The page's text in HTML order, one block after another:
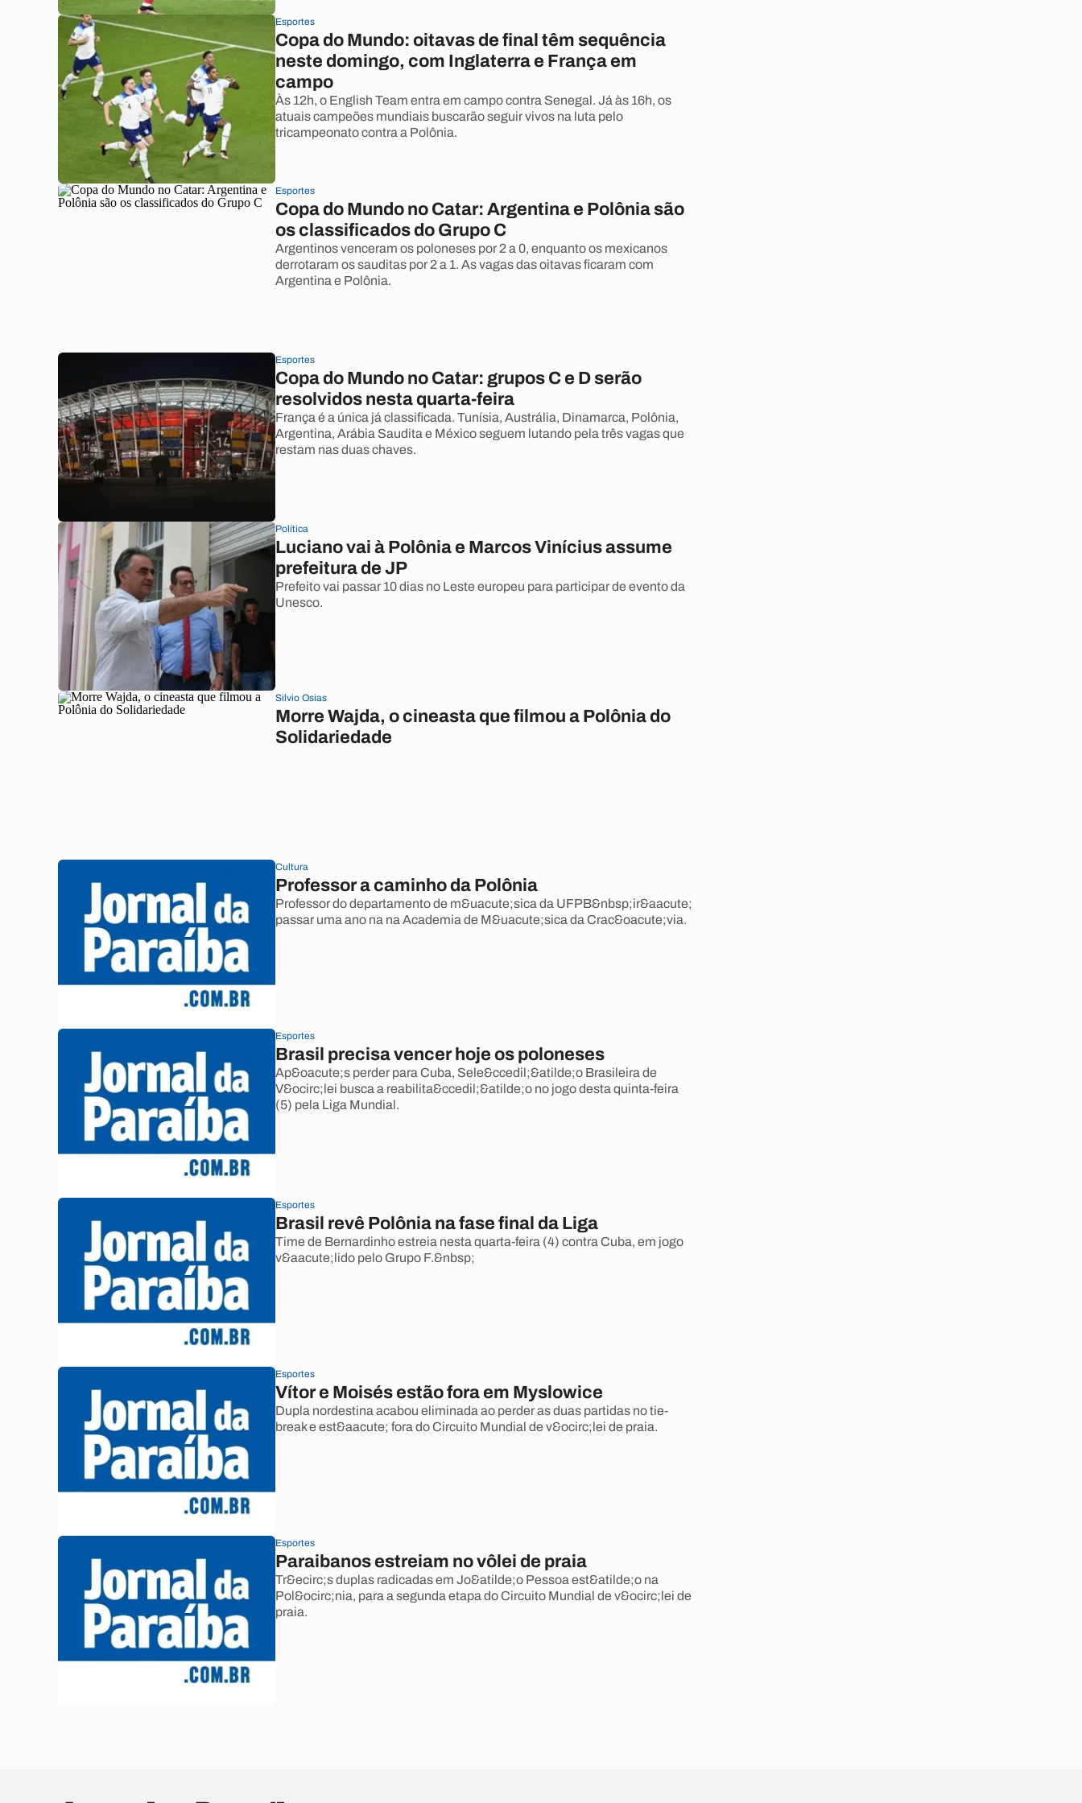
Esportes
Copa do Mundo: oitavas de final têm sequência
neste domingo, com Inglaterra e França em
campo
Às 12h, o English Team entra em campo contra Senegal. Já às 16h, os
atuais campeões mundiais buscarão seguir vivos na luta pelo
tricampeonato contra a Polônia.
Esportes
Copa do Mundo no Catar: Argentina e Polônia são
os classificados do Grupo C
Argentinos venceram os poloneses por 2 a 0, enquanto os mexicanos
derrotaram os sauditas por 2 a 1. As vagas das oitavas ficaram com
Argentina e Polônia.
Esportes
Copa do Mundo no Catar: grupos C e D serão
resolvidos nesta quarta-feira
França é a única já classificada. Tunísia, Austrália, Dinamarca, Polônia,
Argentina, Arábia Saudita e México seguem lutando pela três vagas que
restam nas duas chaves.
Política
Luciano vai à Polônia e Marcos Vinícius assume
prefeitura de JP
Prefeito vai passar 10 dias no Leste europeu para participar de evento da
Unesco.
Silvio Osias
Morre Wajda, o cineasta que filmou a Polônia do
Solidariedade
Cultura
Professor a caminho da Polônia
Professor do departamento de m&uacute;sica da UFPB&nbsp;ir&aacute;
passar uma ano na na Academia de M&uacute;sica da Crac&oacute;via.
Esportes
Brasil precisa vencer hoje os poloneses
Ap&oacute;s perder para Cuba, Sele&ccedil;&atilde;o Brasileira de
V&ocirc;lei busca a reabilita&ccedil;&atilde;o no jogo desta quinta-feira
(5) pela Liga Mundial.
Esportes
Brasil revê Polônia na fase final da Liga
Time de Bernardinho estreia nesta quarta-feira (4) contra Cuba, em jogo
v&aacute;lido pelo Grupo F.&nbsp;
Esportes
Vítor e Moisés estão fora em Myslowice
Dupla nordestina acabou eliminada ao perder as duas partidas no tie-
break e est&aacute; fora do Circuito Mundial de v&ocirc;lei de praia.
Esportes
Paraibanos estreiam no vôlei de praia
Tr&ecirc;s duplas radicadas em Jo&atilde;o Pessoa est&atilde;o na
Pol&ocirc;nia, para a segunda etapa do Circuito Mundial de v&ocirc;lei de
praia.